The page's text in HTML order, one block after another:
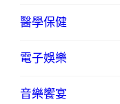
醫學保健
電子娛樂
音樂饗宴